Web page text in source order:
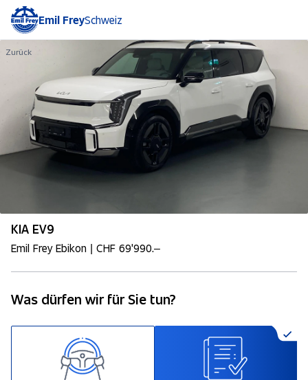
Emil FreySchweiz
Zurück
KIA EV9
Emil Frey Ebikon | CHF 69'990.–
Was dürfen wir für Sie tun?